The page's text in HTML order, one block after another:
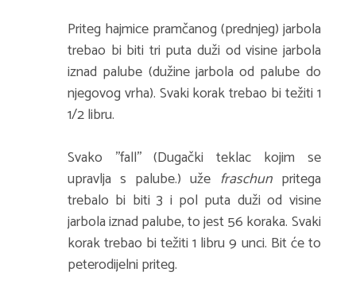
Priteg hajmice pramčanog (prednjeg) jarbola
trebao bi biti tri puta duži od visine jarbola
iznad palube (dužine jarbola od palube do
njegovog vrha). Svaki korak trebao bi težiti 1
1/2 libru.
Svako ''fall'' (Dugački teklac kojim se
upravlja s palube.) uže fraschunpritega
trebalo bi biti 3 i pol puta duži od visine
jarbola iznad palube, to jest 56 koraka. Svaki
korak trebao bi težiti 1 libru 9 unci. Bit će to
peterodijelni priteg.